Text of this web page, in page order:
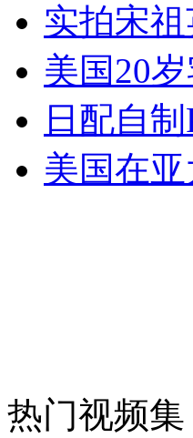
女孩北京地铁殴打老
无痛分娩是否安全 医生
外交部：反对强权政治
实拍宋
美国20
日配自
美国在
热门视频集